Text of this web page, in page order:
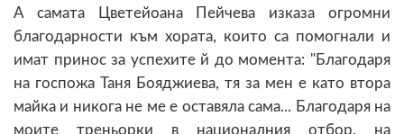
А самата Цветейоана Пейчева изказа огромни
благодарности към хората, които са помогнали и
имат принос за успехите й до момента: "Благодаря
на госпожа Таня Бояджиева, тя за мен е като втора
майка и никога не ме е оставяла сама... Благодаря на
моите треньорки в националния отбор, на